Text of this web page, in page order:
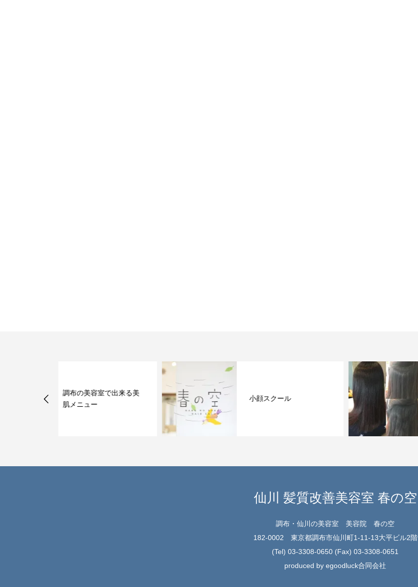
小顔スクール
ブローで仕上げる縮毛矯
仙川 髪質改善美容室 春の空
調布・仙川の美容室 美容院 春の空
182-0002 東京都調布市仙川町1-11-13大平ビル2階
(Tel) 03-3308-0650 (Fax) 03-3308-0651
produced by egoodluck合同会社